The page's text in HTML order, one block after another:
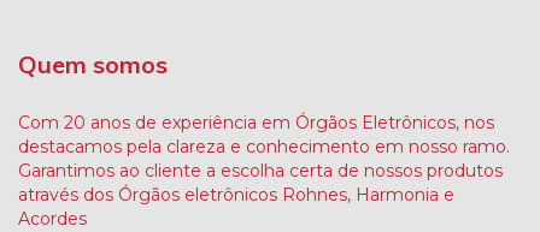
Quem somos
Com 20 anos de experiência em Órgãos Eletrônicos, nos
destacamos pela clareza e conhecimento em nosso ramo.
Garantimos ao cliente a escolha certa de nossos produtos
através dos Órgãos eletrônicos Rohnes, Harmonia e
Acordes